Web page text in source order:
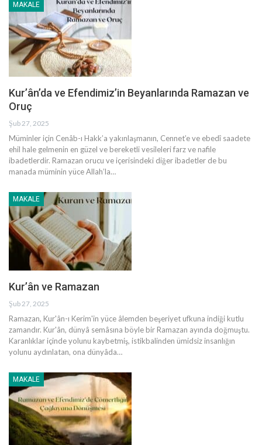
MAKALE
Kur’ân’da ve Efendimiz’in Beyanlarında Ramazan ve
Oruç
Şub 27, 2025
Müminler için Cenâb-ı Hakk’a yakınlaşmanın, Cennet’e ve ebedî saadete
ehil hale gelmenin en güzel ve bereketli vesileleri farz ve nafile
ibadetlerdir. Ramazan orucu ve içerisindeki diğer ibadetler de bu
manada müminin yüce Allah’la…
MAKALE
Kur’ân ve Ramazan
Şub 27, 2025
Ramazan, Kur'ân-ı Kerim'in yüce âlemden beşeriyet ufkuna indiği kutlu
zamandır. Kur'ân, dünyâ semâsına böyle bir Ramazan ayında doğmuştu.
Karanlıklar içinde yolunu kaybetmiş, istikbalinden ümidsiz insanlığın
yolunu aydınlatan, ona dünyâda…
MAKALE